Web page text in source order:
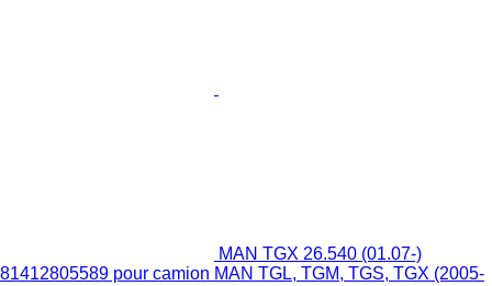
MAN TGX 26.540 (01.07-)
81412805589 pour camion MAN TGL, TGM, TGS, TGX (2005-